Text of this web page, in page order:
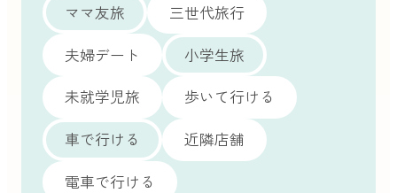
ママ友旅
三世代旅行
夫婦デート
小学生旅
未就学児旅
歩いて行ける
車で行ける
近隣店舗
電車で行ける